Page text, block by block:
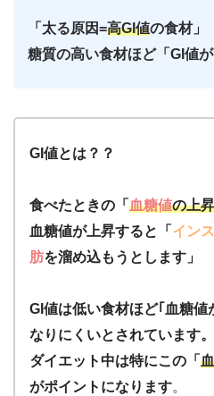
「太る原因=高GI値の食材」
糖質の高い食材ほど「GI値が
GI値とは？？
食べたときの「 血糖値の上
血糖値が上昇すると「 イン
肪を溜め込もうとします」
GI値は低い食材ほど｢血糖
なりにくいとされています。
ダイエット中は特にこの「
がポイントになります。